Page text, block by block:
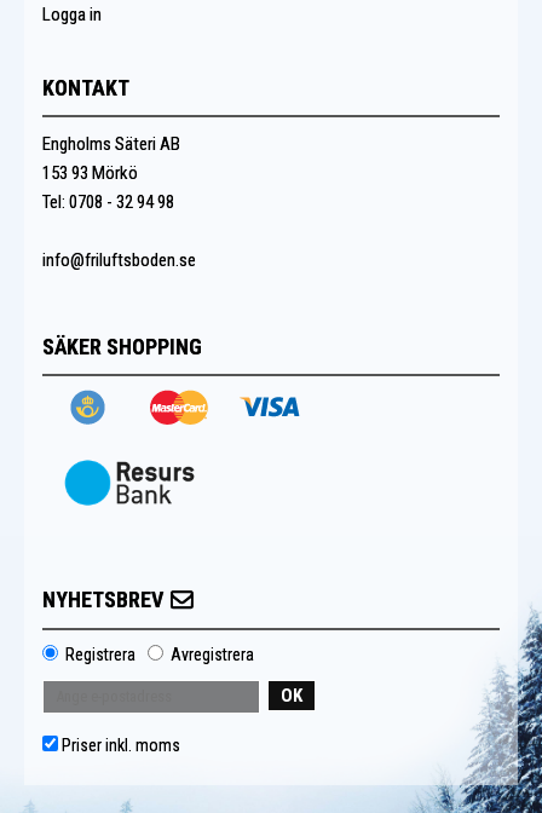
Logga in
KONTAKT
Engholms Säteri AB
153 93 Mörkö
Tel: 0708 - 32 94 98
info@friluftsboden.se
SÄKER SHOPPING
NYHETSBREV
Registrera Avregistrera
OK
Priser inkl. moms